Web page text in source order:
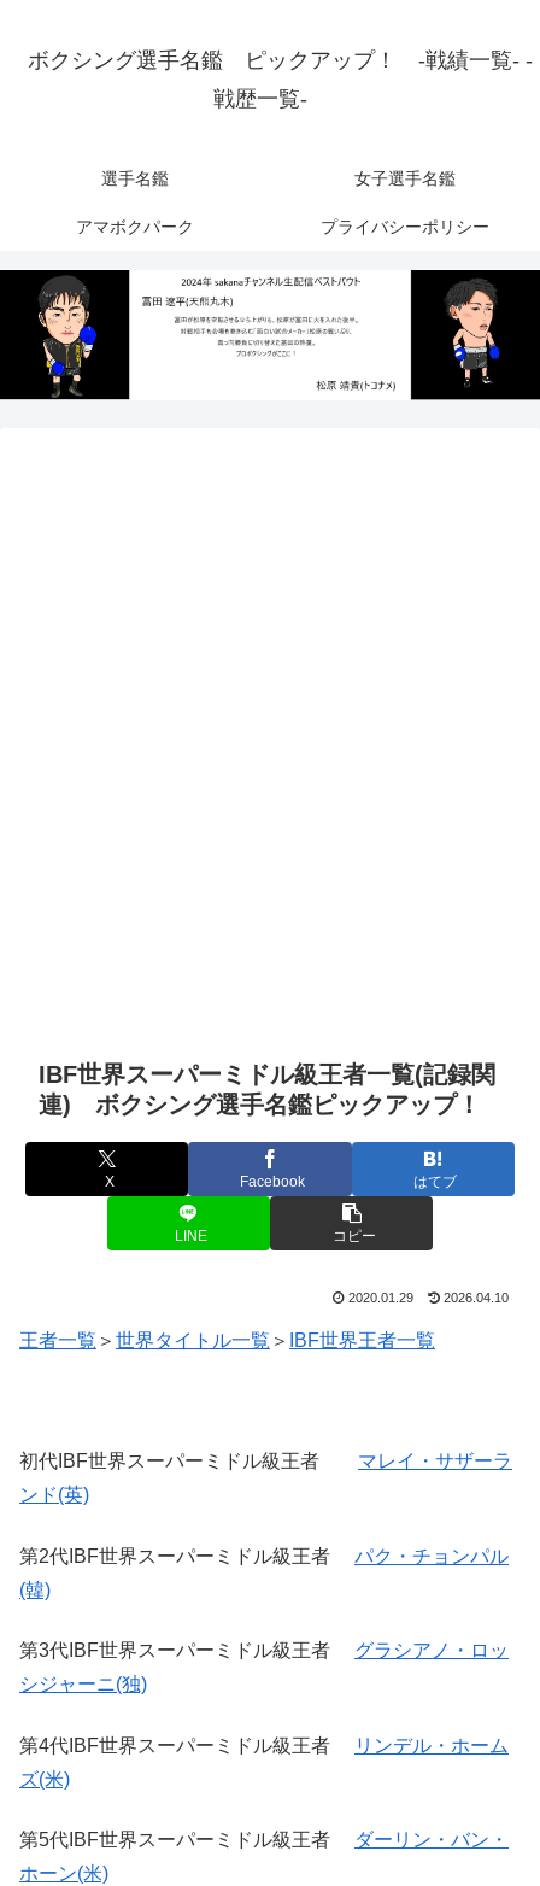
ボクシング選手名鑑 ピックアップ！ -戦績一覧- -
戦歴一覧-
選手名鑑 女子選手名鑑
アマボクパーク プライバシーポリシー
IBF世界スーパーミドル級王者一覧(記録関
連) ボクシング選手名鑑ピックアップ！
X Facebook はてブ
LINE コピー
2020.01.29 2026.04.10
王者一覧 ＞ 世界タイトル一覧 ＞ IBF世界王者一覧
初代IBF世界スーパーミドル級王者 マレイ・サザーラ
ンド(英)
第2代IBF世界スーパーミドル級王者 パク・チョンパル
(韓)
第3代IBF世界スーパーミドル級王者 グラシアノ・ロッ
シジャーニ(独)
第4代IBF世界スーパーミドル級王者
リンデル・ホーム
ズ(米)
第5代IBF世界スーパーミドル級王者
ダーリン・バン・
ホーン(米)